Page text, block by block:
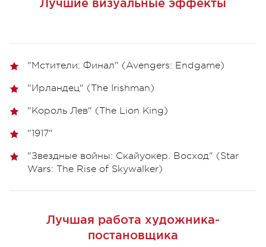
Лучшие визуальные эффекты
"Мстители: Финал" (Avengers: Endgame)
"Ирландец" (The Irishman)
"Король Лев" (The Lion King)
"1917"
"Звездные войны: Скайуокер. Восход" (Star
Wars: The Rise of Skywalker)
Лучшая работа художника-
постановщика